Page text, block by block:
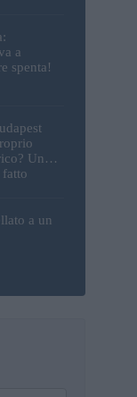
a
spenta!
Un
fatto
a un